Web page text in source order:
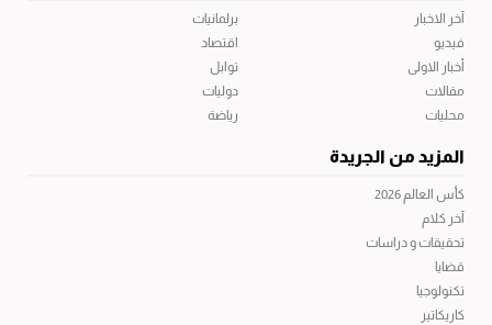
آخر الاخبار
فيديو
أخبار الاولى
مقالات
محليات
برلمانيات
اقتصاد
توابل
دوليات
رياضة
المزيد من الجريدة
كأس العالم 2026
آخر كلام
تحقيقات و دراسات
قضايا
تكنولوجيا
كاريكاتير